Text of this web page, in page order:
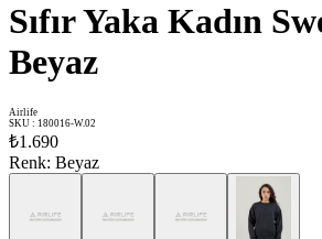
Sıfır Yaka Kadın
Beyaz
Airlife
SKU : 180016-W.02
₺1.690
Renk: Beyaz